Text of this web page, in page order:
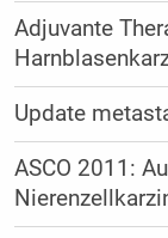
Adjuvante
Update
ASCO 2011: